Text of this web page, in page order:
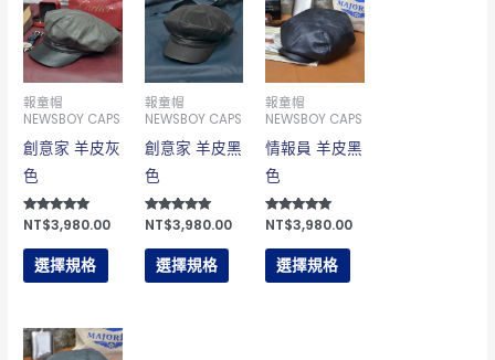
報童帽
NEWSBOY CAPS
創意家 羊皮灰
色
評分
5.00
滿分 5
NT$3,980.00
選擇規格
產
品
有
種
款
可
在
頁
報童帽
NEWSBOY CAPS
創意家 羊皮黑
色
評分
滿分 5
NT$3,980.00
選擇規格
產
品
有
款
可
在
報童帽
NEWSBOY CAPS
情報員 羊皮黑
色
評分
5.00
滿分 5
NT$3,980.00
選擇規格
產
品
有
款
可
在
此